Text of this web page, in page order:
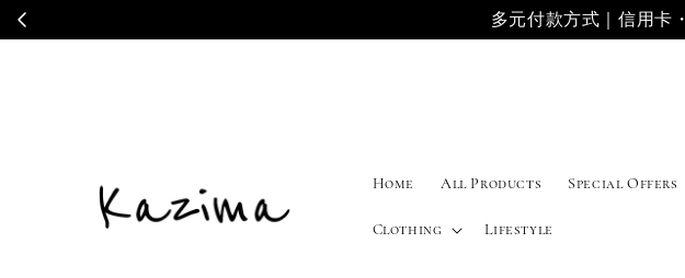
多元付款方式｜信用卡
Home All Products Special Offers
Clothing Lifestyle